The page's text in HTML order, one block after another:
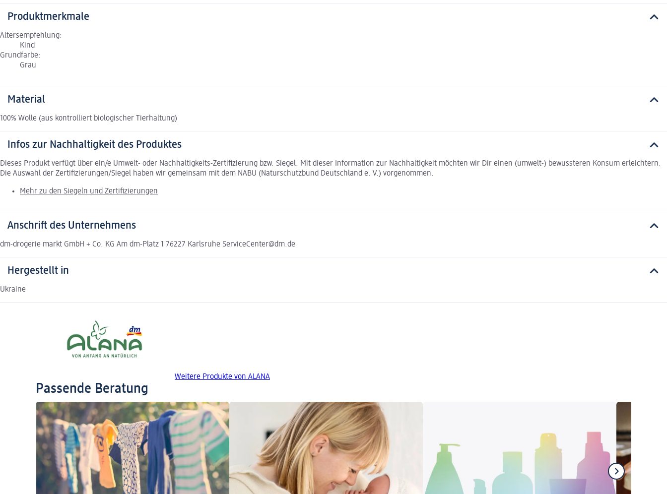
Produktmerkmale
Altersempfehlung:
Kind
Grundfarbe:
Grau
Material
100% Wolle (aus kontrolliert biologischer Tierhaltung)
Infos zur Nachhaltigkeit des Produktes
Dieses Produkt verfügt über ein/e Umwelt- oder Nachhaltigkeits-Zertifizierung bzw. Siegel. Mit dieser Information zur Nachhaltigkeit möchten wir Dir einen (umwelt-) bewussteren Konsum erleichtern.
Die Auswahl der Zertifizierungen/Siegel haben wir gemeinsam mit dem NABU (Naturschutzbund Deutschland e. V.) vorgenommen.
Mehr zu den Siegeln und Zertifizierungen
Anschrift des Unternehmens
dm-drogerie markt GmbH + Co. KG Am dm-Platz 1 76227 Karlsruhe ServiceCenter@dm.de
Hergestellt in
Ukraine
Weitere Produkte von ALANA
Passende Beratung